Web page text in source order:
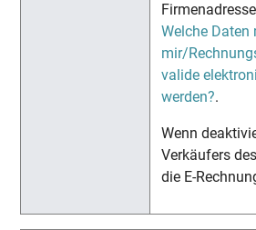
Welche Daten
mir/
valide
werden?.
Wenn
Verkäufers
die E-